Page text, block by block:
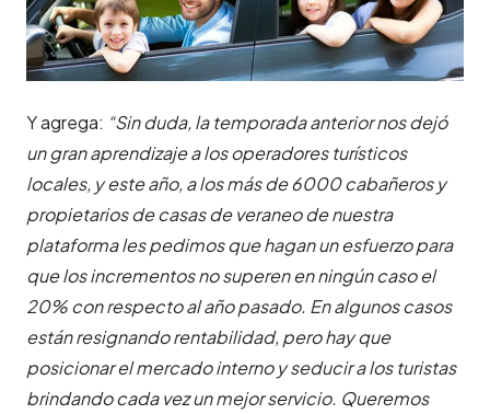
Y agrega: “Sin duda, la temporada anterior nos dejó
un gran aprendizaje a los operadores turísticos
locales, y este año, a los más de 6000 cabañeros y
propietarios de casas de veraneo de nuestra
plataforma les pedimos que hagan un esfuerzo para
que los incrementos no superen en ningún caso el
20% con respecto al año pasado. En algunos casos
están resignando rentabilidad, pero hay que
posicionar el mercado interno y seducir a los turistas
brindando cada vez un mejor servicio. Queremos